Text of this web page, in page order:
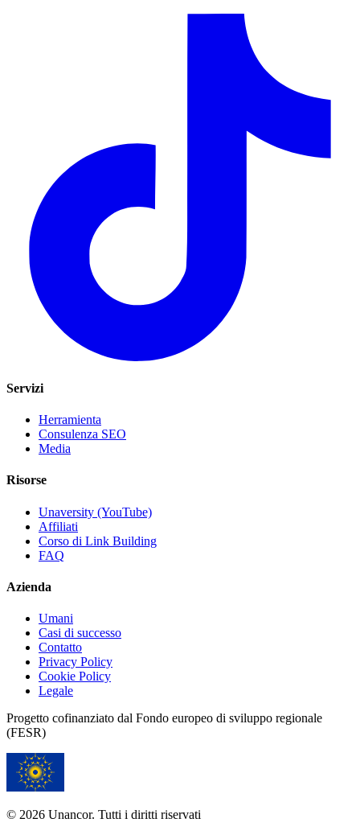
Servizi
Herramienta
Consulenza SEO
Media
Risorse
Unaversity (YouTube)
Affiliati
Corso di Link Building
FAQ
Azienda
Umani
Casi di successo
Contatto
Privacy Policy
Cookie Policy
Legale
Progetto cofinanziato dal Fondo europeo di sviluppo regionale
(FESR)
© 2026 Unancor. Tutti i diritti riservati